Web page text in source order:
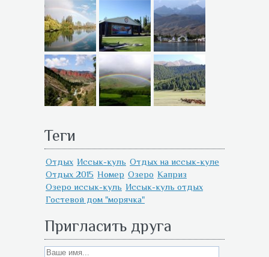
Теги
Отдых Иссык-куль Отдых на иссык-куле
Отдых 2015 Номер Озеро Каприз
Озеро иссык-куль Иссык-куль отдых
Гостевой дом "морячка"
Пригласить друга